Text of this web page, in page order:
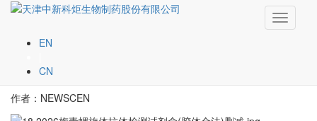
Toggle
EN
CN
梅毒螺旋体抗体检测试剂
盒（胶体金法）
作者：NEWSCEN